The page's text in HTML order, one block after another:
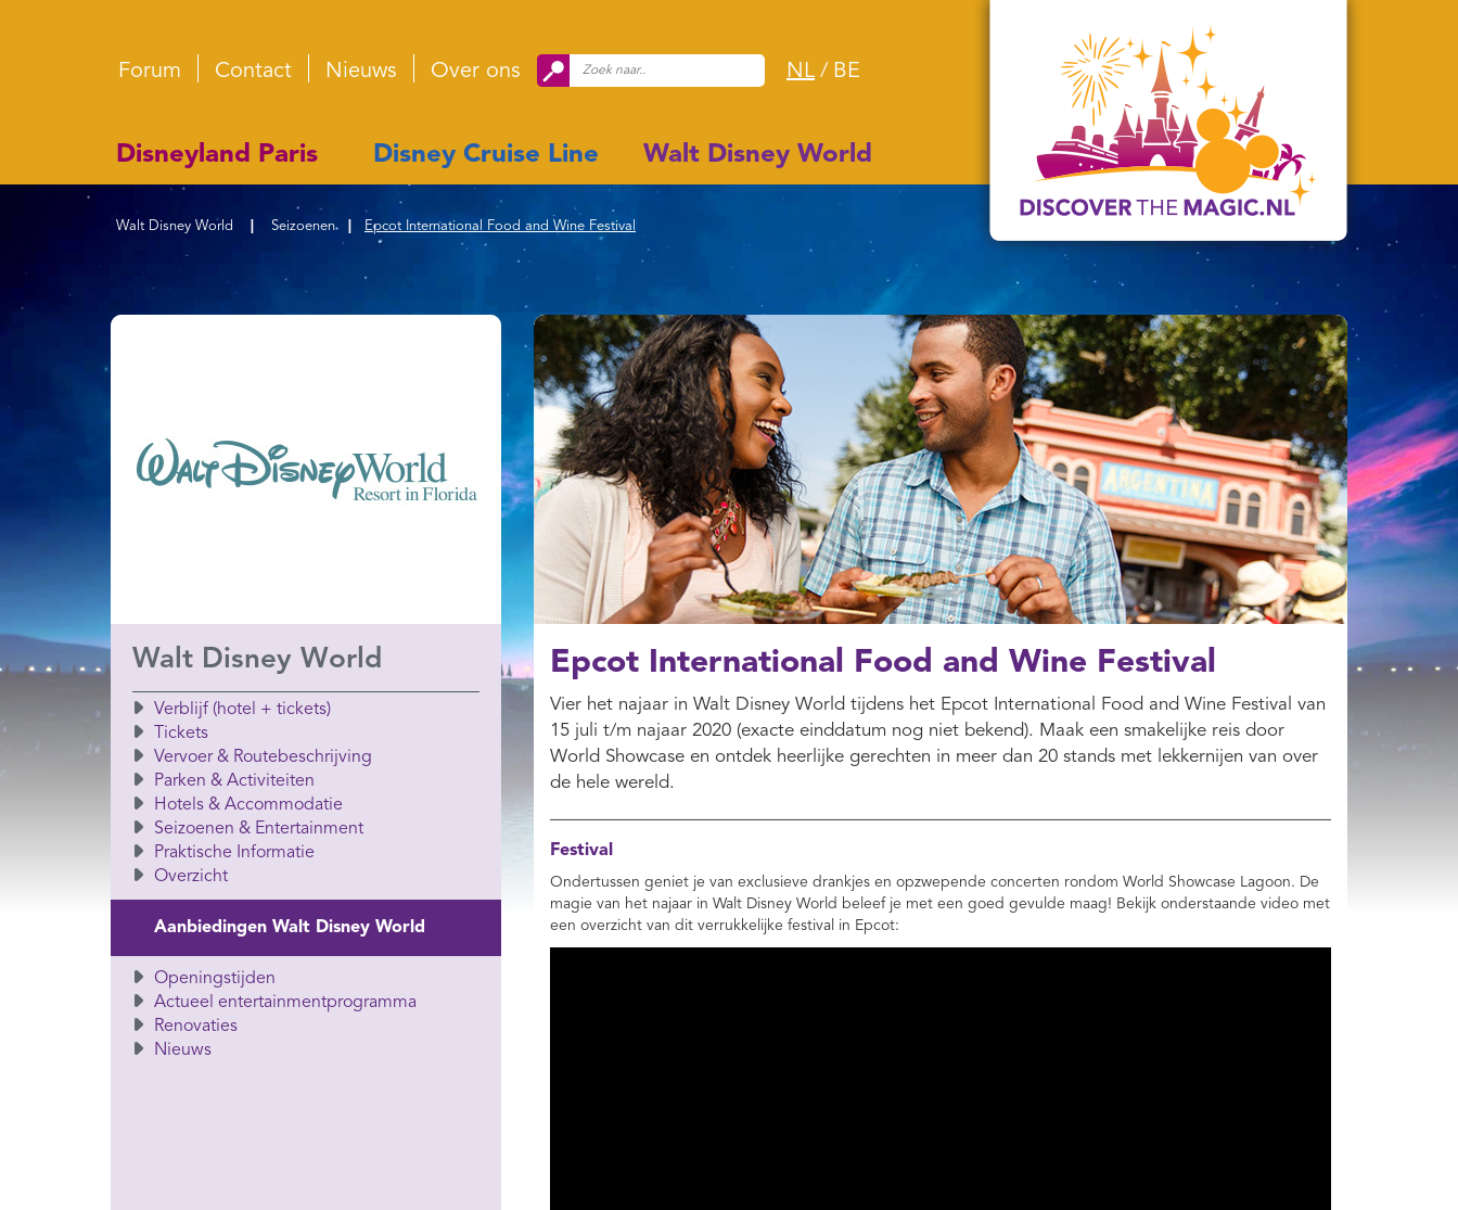
Forum Contact Nieuws Over ons NL / BE
Disneyland Paris Disney Cruise Line Walt Disney World
Walt Disney World Seizoenen Epcot International Food and Wine Festival
Walt Disney World
Verblijf (hotel + tickets)
Tickets
Vervoer & Routebeschrijving
Parken & Activiteiten
Hotels & Accommodatie
Seizoenen & Entertainment
Praktische Informatie
Overzicht
Aanbiedingen Walt Disney World
Openingstijden
Actueel entertainmentprogramma
Renovaties
Nieuws
Epcot International Food and Wine Festival
Vier het najaar in Walt Disney World tijdens het Epcot International Food and Wine Festival van
15 juli t/m najaar 2020 (exacte einddatum nog niet bekend). Maak een smakelijke reis door
World Showcase en ontdek heerlijke gerechten in meer dan 20 stands met lekkernijen van over
de hele wereld.
Festival
Ondertussen geniet je van exclusieve drankjes en opzwepende concerten rondom World Showcase Lagoon. De
magie van het najaar in Walt Disney World beleef je met een goed gevulde maag! Bekijk onderstaande video met
een overzicht van dit verrukkelijke festival in Epcot: